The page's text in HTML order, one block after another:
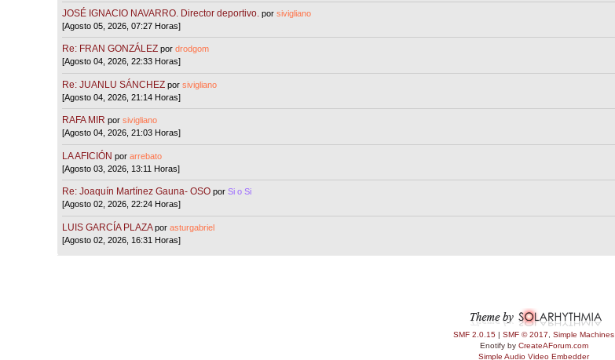
JOSÉ IGNACIO NAVARRO. Director deportivo. porsivigliano
[Agosto 05, 2026, 07:27 Horas]
Re: FRAN GONZÁLEZ pordrodgom
[Agosto 04, 2026, 22:33 Horas]
Re: JUANLU SÁNCHEZ porsivigliano
[Agosto 04, 2026, 21:14 Horas]
RAFA MIR porsivigliano
[Agosto 04, 2026, 21:03 Horas]
LA AFICIÓN porarrebato
[Agosto 03, 2026, 13:11 Horas]
Re: Joaquín Martínez Gauna- OSO porSi o Si
[Agosto 02, 2026, 22:24 Horas]
LUIS GARCÍA PLAZA porasturgabriel
[Agosto 02, 2026, 16:31 Horas]
SMF 2.0.15 | SMF © 2017
Simple Machines
Enotify by CreateAForum.com
Simple Audio Video Embedder